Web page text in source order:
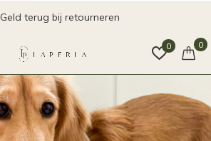
0 0
Geld terug bij retourneren